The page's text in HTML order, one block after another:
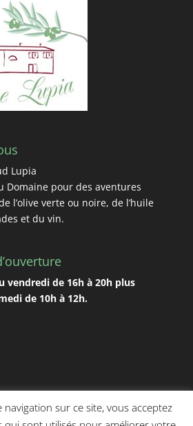
Lupia
Domaine pour des aventures
l’olive verte ou noire, de l’huile
et du vin.
vendredi de 16h à 20h plus
de 10h à 12h.
sur ce site, vous acceptez